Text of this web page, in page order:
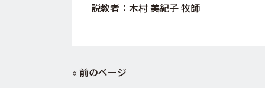
説教者：木村 美紀子 牧師
« 前のページ